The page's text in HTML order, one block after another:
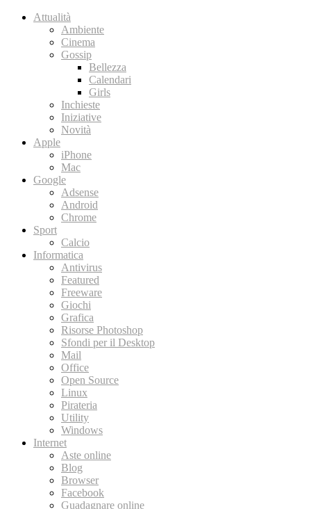
Attualità
Ambiente
Cinema
Gossip
Bellezza
Calendari
Girls
Inchieste
Iniziative
Novità
Apple
iPhone
Mac
Google
Adsense
Android
Chrome
Sport
Calcio
Informatica
Antivirus
Featured
Freeware
Giochi
Grafica
Risorse Photoshop
Sfondi per il Desktop
Mail
Office
Open Source
Linux
Pirateria
Utility
Windows
Internet
Aste online
Blog
Browser
Facebook
Guadagnare online